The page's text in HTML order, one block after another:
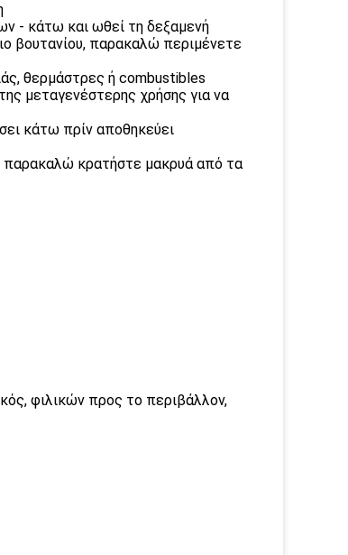
- κάτω και ωθεί τη δεξαμενή
βουτανίου, παρακαλώ περιμένετε
θερμάστρες ή combustibles
μεταγενέστερης χρήσης για να
κάτω πρίν αποθηκεύει
παρακαλώ κρατήστε μακρυά από τα
φιλικών προς το περιβάλλον,